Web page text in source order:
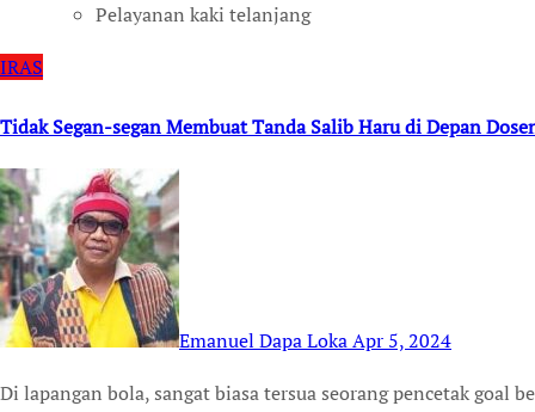
Pelayanan kaki telanjang
IRAS
Tidak Segan-segan Membuat Tanda Salib Haru di Depan
Emanuel Dapa LokaApr 5, 2024
Di lapangan bola, sangat biasa tersua seorang pencetak goal beragama Katolik membuat tanda salib usai mencetak